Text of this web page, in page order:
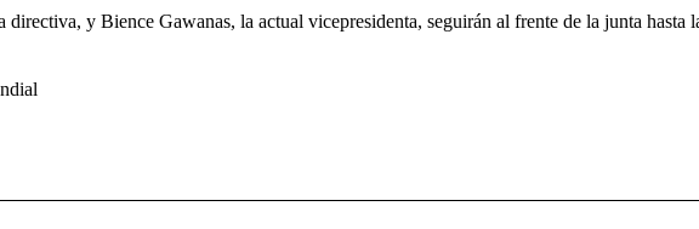
y Bience Gawanas, la actual vicepresidenta, seguirán al frente de la junta hasta